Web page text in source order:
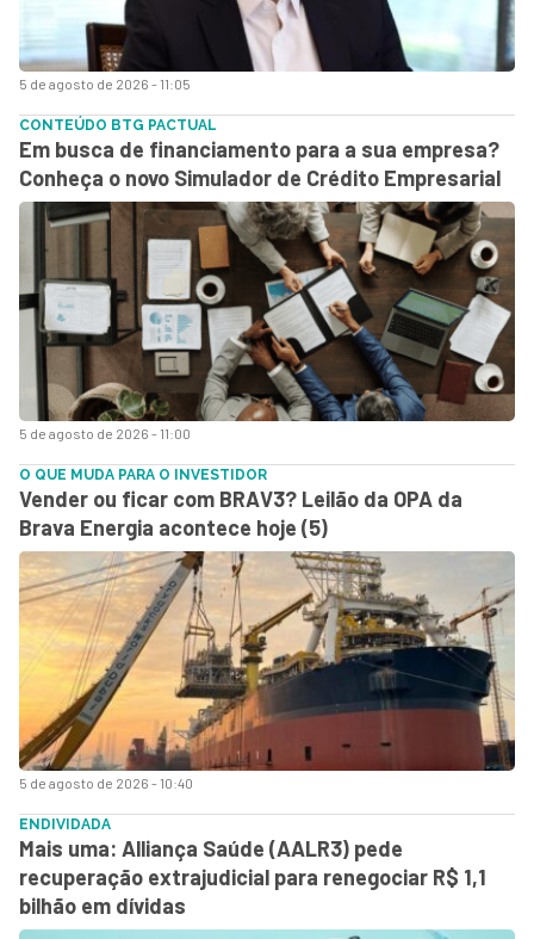
5 de agosto de 2026 - 11:05
5 de agosto de 2026 - 11:00
CONTEÚDO BTG PACTUAL
Em busca de financiamento para a sua empresa?
Conheça o novo Simulador de Crédito Empresarial
5 de agosto de 2026 - 10:40
O QUE MUDA PARA O INVESTIDOR
Vender ou ficar com BRAV3? Leilão da OPA da
Brava Energia acontece hoje (5)
ENDIVIDADA
Mais uma: Alliança Saúde (AALR3) pede
recuperação extrajudicial para renegociar R$ 1,1
bilhão em dívidas